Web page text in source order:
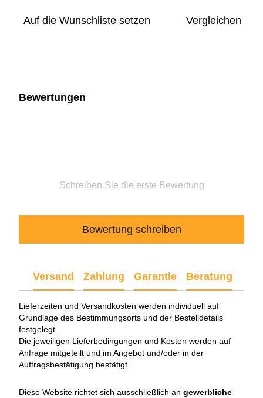
Auf die Wunschliste setzen Vergleichen
Bewertungen
Schreiben Sie die erste Bewertung
Bewertung schreiben
Versand Zahlung Garantie Beratung
Lieferzeiten und Versandkosten werden individuell auf
Grundlage des Bestimmungsorts und der Bestelldetails
festgelegt.
Die jeweiligen Lieferbedingungen und Kosten werden auf
Anfrage mitgeteilt und im Angebot und/oder in der
Auftragsbestätigung bestätigt.
Diese Website richtet sich ausschließlich an gewerbliche